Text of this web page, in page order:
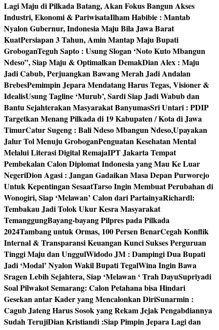
Lagi Maju di Pilkada Batang, Akan Fokus Bangun Akses
Industri, Ekonomi & PariwisataIlham Habibie : Mantab
Nyalon Gubernur, Indonesia Maju Bila Jawa Barat
KuatPersiapan 3 Tahun, Amin Mantap Maju Bupati
GroboganTeguh Sapto : Usung Slogan ‘Noto Kuto Mbangun
Ndeso”, Siap Maju & Optimalkan DemakDian Alex : Maju
Jadi Cabub, Perjuangkan Bawang Merah Jadi Andalan
BrebesPemimpin Jepara Mendatang Harus Tegas, Visioner &
IdealisUsung Tagline ‘Murub’, Sardi Siap Jadi Wabub dan
Bantu Sejahterakan Masyarakat BanyumasSri Untari : PDIP
Targetkan Menang Pilkada di 19 Kabupaten / Kota di Jawa
TimurCatur Sugeng : Bali Ndeso Mbangun Ndeso,Upayakan
Jalur Tol Menuju GroboganPenguatan Kesehatan Mental
Melalui Literasi Digital RemajaIPT Jakarta Tempat
Pembekalan Calon Diplomat Indonesia yang Mau Ke Luar
NegeriDion Agasi : Jangan Gadaikan Masa Depan Purworejo
Untuk Kepentingan SesaatTarso Ingin Membuat Perubahan di
Wonogiri, Siap ‘Melawan’ Calon dari PartainyaRichardl:
Tembakau Jadi Tolok Ukur Kesra Masyarakat
TemanggungBayang-bayang Pilpres pada Pilkada
2024Tambang untuk Ormas, 100 Persen BenarCegah Konflik
Internal & Transparansi Keuangan Kunci Sukses Perguruan
Tinggi Maju dan UnggulWidodo JM : Dampingi Dua Bupati
Jadi ‘Modal’ Nyalon Wakil Bupati TegalWina Ingin Bawa
Sragen Lebih Sejahtera, Siap ‘Melawan ‘ Trah DayuSupriyadi
Soal Pilwakot Semarang: Calon Petahana bisa Hindari
Gesekan antar Kader yang Mencalonkan DiriSunarmin :
Cagub Jateng Harus Sosok yang Rekam Jejak Pengabdiannya
Sudah TerujiDian Kristiandi :Siap Pimpin Jepara Lagi dan